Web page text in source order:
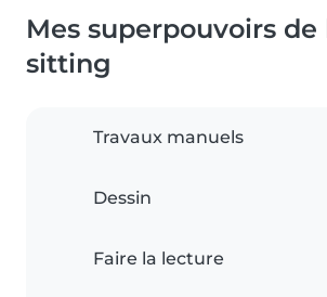
Mes superpouvoirs de
sitting
Travaux manuels
Dessin
Faire la lecture